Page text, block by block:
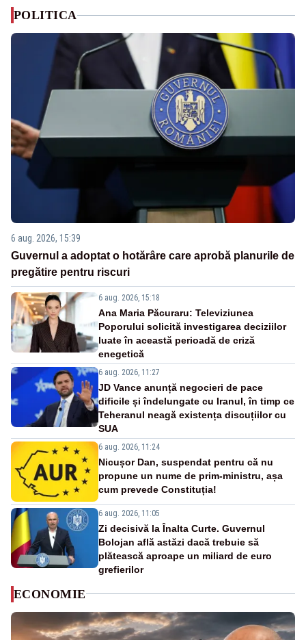
POLITICA
6 aug. 2026, 15:39
Guvernul a adoptat o hotărâre care aprobă planurile de
pregătire pentru riscuri
6 aug. 2026, 15:18
Ana Maria Păcuraru: Televiziunea
Poporului solicită investigarea deciziilor
luate în această perioadă de criză
enegetică
6 aug. 2026, 11:27
JD Vance anunță negocieri de pace
dificile și îndelungate cu Iranul, în timp ce
Teheranul neagă existența discuțiilor cu
SUA
6 aug. 2026, 11:24
Nicușor Dan, suspendat pentru că nu
propune un nume de prim-ministru, așa
cum prevede Constituția!
6 aug. 2026, 11:05
Zi decisivă la Înalta Curte. Guvernul
Bolojan află astăzi dacă trebuie să
plătească aproape un miliard de euro
grefierilor
ECONOMIE